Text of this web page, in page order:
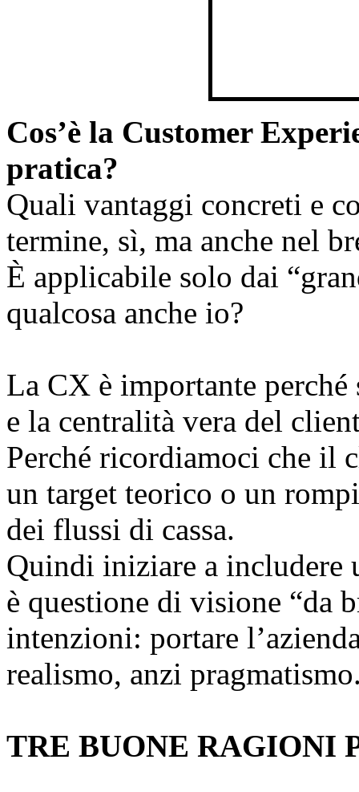
Cos’è la Customer
pratica?
Quali vantaggi concreti e
termine, sì, ma anche nel
È applicabile solo dai
qualcosa anche io?
La CX è importante
e la centralità vera del
Perché ricordiamoci che il
un target teorico o un
dei flussi di cassa.
Quindi iniziare a includere
è questione di visione “da
intenzioni: portare
realismo, anzi
TRE BUONE RAGIONI